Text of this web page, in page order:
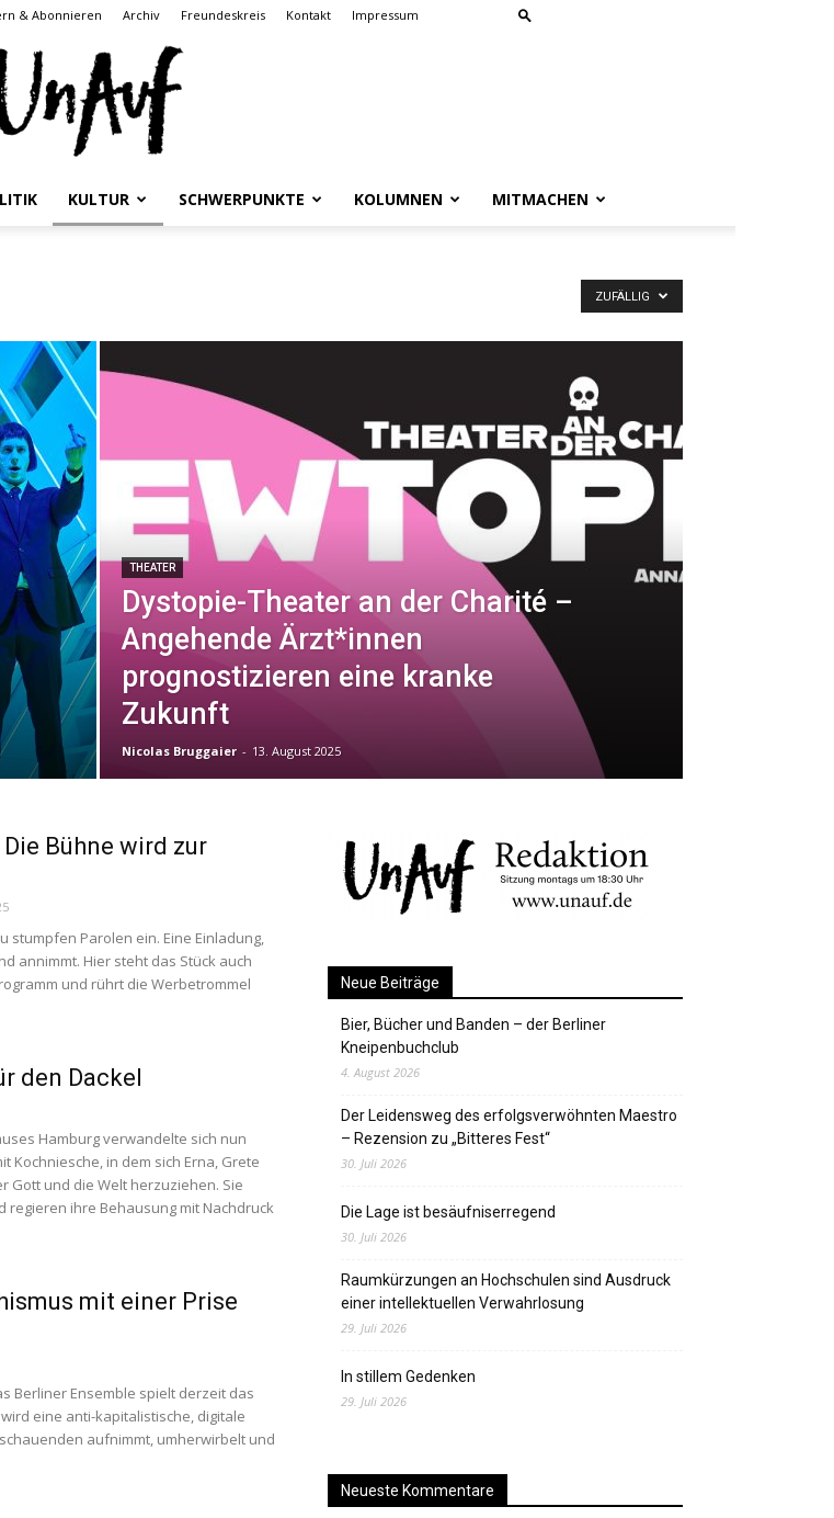
& Abonnieren Archiv Freundeskreis Kontakt Impressum
ONLINE
Studierendenzeitung
HU
KULTUR SCHWERPUNKTE KOLUMNEN MITMACHEN
ZUFÄLLIG
THEATER
Dystopie-Theater an der Charité –
Angehende Ärzt*innen
prognostizieren eine kranke
Zukunft
Nicolas Bruggaier - 13. August 2025
Bühne wird zur
stumpfen Parolen ein. Eine Einladung,
annimmt. Hier steht das Stück auch
und rührt die Werbetrommel
den Dackel
Hamburg verwandelte sich nun
Kochniesche, in dem sich Erna, Grete
Gott und die Welt herzuziehen. Sie
regieren ihre Behausung mit Nachdruck
mit einer Prise
Berliner Ensemble spielt derzeit das
eine anti-kapitalistische, digitale
aufnimmt, umherwirbelt und
Neue Beiträge
Bier, Bücher und Banden – der Berliner
Kneipenbuchclub
4. August 2026
Der Leidensweg des erfolgsverwöhnten Maestro
– Rezension zu „Bitteres Fest“
30. Juli 2026
Die Lage ist besäufniserregend
30. Juli 2026
Raumkürzungen an Hochschulen sind Ausdruck
einer intellektuellen Verwahrlosung
29. Juli 2026
In stillem Gedenken
29. Juli 2026
Neueste Kommentare